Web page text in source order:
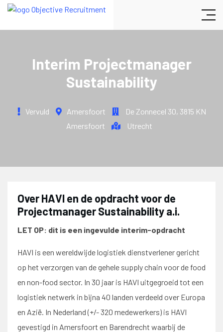
Interim Projectmanager
Sustainability
Vervuld Amersfoort De Zonnecel 30, 3815 KN
Amersfoort
Utrecht
Over HAVI en de opdracht voor de
Projectmanager Sustainability a.i.
LET OP: dit is een ingevulde interim-opdracht
HAVI is een wereldwijde logistiek dienstverlener gericht
op het verzorgen van de gehele supply chain voor de food
en non-food sector. In 30 jaar is HAVI uitgegroeid tot een
logistiek netwerk in bijna 40 landen verdeeld over Europa
en Azië. In Nederland (+/- 320 medewerkers) is HAVI
gevestigd in Amersfoort en Barendrecht waarbij de